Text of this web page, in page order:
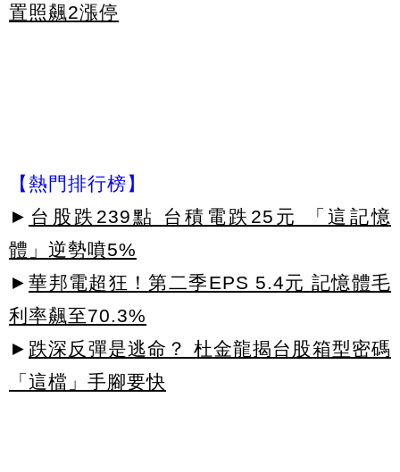
置照飆2漲停
【熱門排行榜】
► 台股跌239點 台積電跌25元 「這記憶
體」逆勢噴5%
► 華邦電超狂！第二季EPS 5.4元 記憶體毛
利率飆至70.3%
► 跌深反彈是逃命？ 杜金龍揭台股箱型密碼
「這檔」手腳要快